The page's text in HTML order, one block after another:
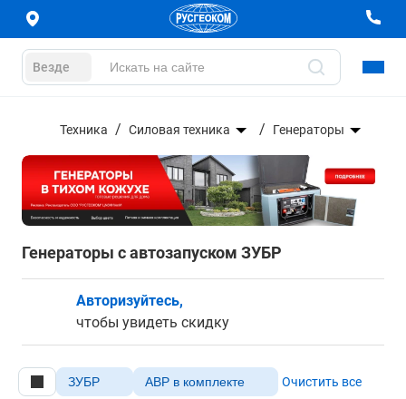
Везде
Техника Силовая техника Генераторы
Генераторы с автозапуском ЗУБР
Авторизуйтесь,
чтобы увидеть скидку
ЗУБР АВР в комплекте Очистить все